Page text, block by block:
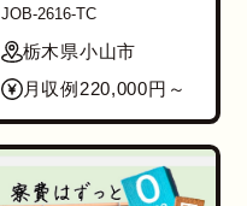
JOB-2616-TC
栃木県小山市
月収例220,000円～